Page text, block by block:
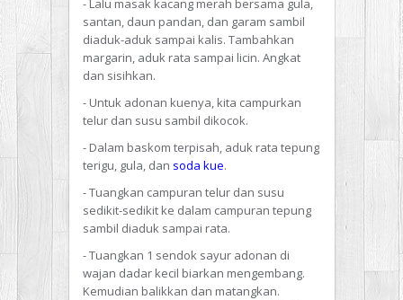
- Lalu masak kacang merah bersama gula,
santan, daun pandan, dan garam sambil
diaduk-aduk sampai kalis. Tambahkan
margarin, aduk rata sampai licin. Angkat
dan sisihkan.
- Untuk adonan kuenya, kita campurkan
telur dan susu sambil dikocok.
- Dalam baskom terpisah, aduk rata tepung
terigu, gula, dan soda kue.
- Tuangkan campuran telur dan susu
sedikit-sedikit ke dalam campuran tepung
sambil diaduk sampai rata.
- Tuangkan 1 sendok sayur adonan di
wajan dadar kecil biarkan mengembang.
Kemudian balikkan dan matangkan.